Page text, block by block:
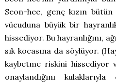
Seon-hee, genç kızın
vücuduna büyük bir
hissediyor. Bu hayranlığını,
sık kocasına da söylüyor.
kaybetme riskini hissediyor
onaylandığını